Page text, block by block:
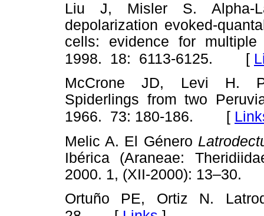
Liu J, Misler S. Alpha-
depolarization evoked-
cells: evidence for
1998. 18: 6113-6125. [
McCrone JD, Levi H.
Spiderlings from two
1966. 73: 180-186. [
Melic A. El Género
Ibérica (Araneae:
2000. 1, (XII-2000): 13–30.
Ortuño PE, Ortiz N.